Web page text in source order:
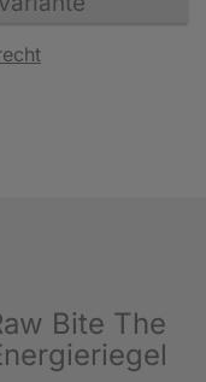
Bite The